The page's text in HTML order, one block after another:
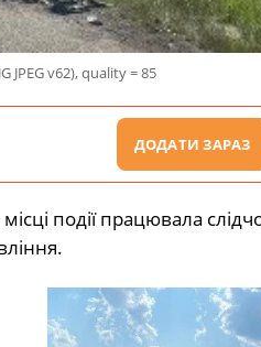
JPEG v62), quality = 85
ДОДАТИ ЗАРАЗ
події працювала